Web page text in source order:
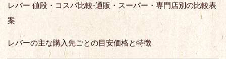
レバー 値段・コスパ比較-通販・スーパー・専門店別の比較表
案
レバーの主な購入先ごとの目安価格と特徴